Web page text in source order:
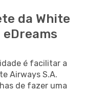
da White
eDreams
é facilitar a
Airways S.A.
de fazer uma